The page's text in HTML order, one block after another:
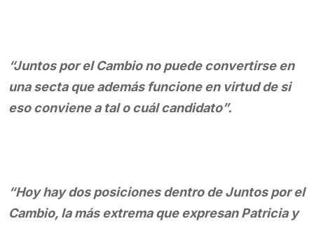
“Juntos por el Cambio no puede convertirse en
una secta que además funcione en virtud de si
eso conviene a tal o cuál candidato”.
“Hoy hay dos posiciones dentro de Juntos por el
Cambio, la más extrema que expresan Patricia y